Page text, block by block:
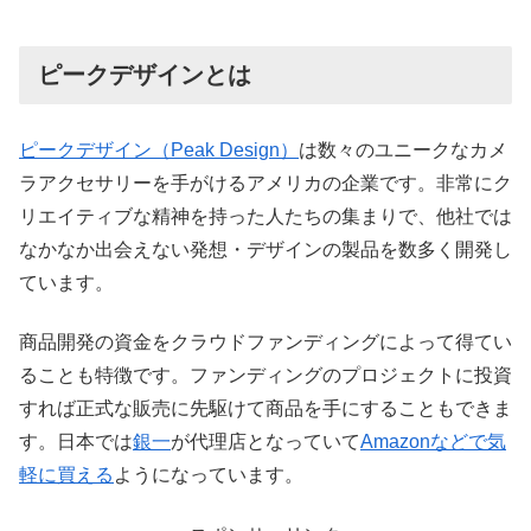
ピークデザインとは
ピークデザイン（Peak Design） は数々のユニークなカメ
ラアクセサリーを手がけるアメリカの企業です。非常にク
リエイティブな精神を持った人たちの集まりで、他社では
なかなか出会えない発想・デザインの製品を数多く開発し
ています。
商品開発の資金をクラウドファンディングによって得てい
ることも特徴です。ファンディングのプロジェクトに投資
すれば正式な販売に先駆けて商品を手にすることもできま
す。日本では銀一が代理店となっていてAmazonなどで気
軽に買える ようになっています。